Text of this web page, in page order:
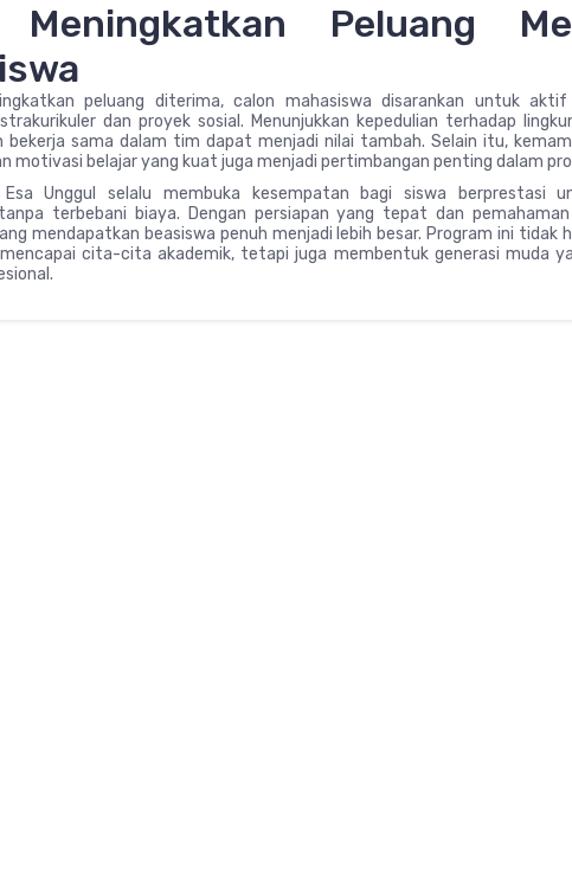
Peluang
peluang diterima, calon mahasiswa disarankan untuk aktif
dan proyek sosial. Menunjukkan kepedulian terhadap
bekerja sama dalam tim dapat menjadi nilai tambah. Selain itu,
motivasi belajar yang kuat juga menjadi pertimbangan penting dalam
Esa Unggul selalu membuka kesempatan bagi siswa berprestasi
terbebani biaya. Dengan persiapan yang tepat dan
mendapatkan beasiswa penuh menjadi lebih besar. Program ini tidak
cita-cita akademik, tetapi juga membentuk generasi muda